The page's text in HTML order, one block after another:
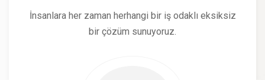
İnsanlara her zaman herhangi bir iş odaklı eksiksiz
bir çözüm sunuyoruz.